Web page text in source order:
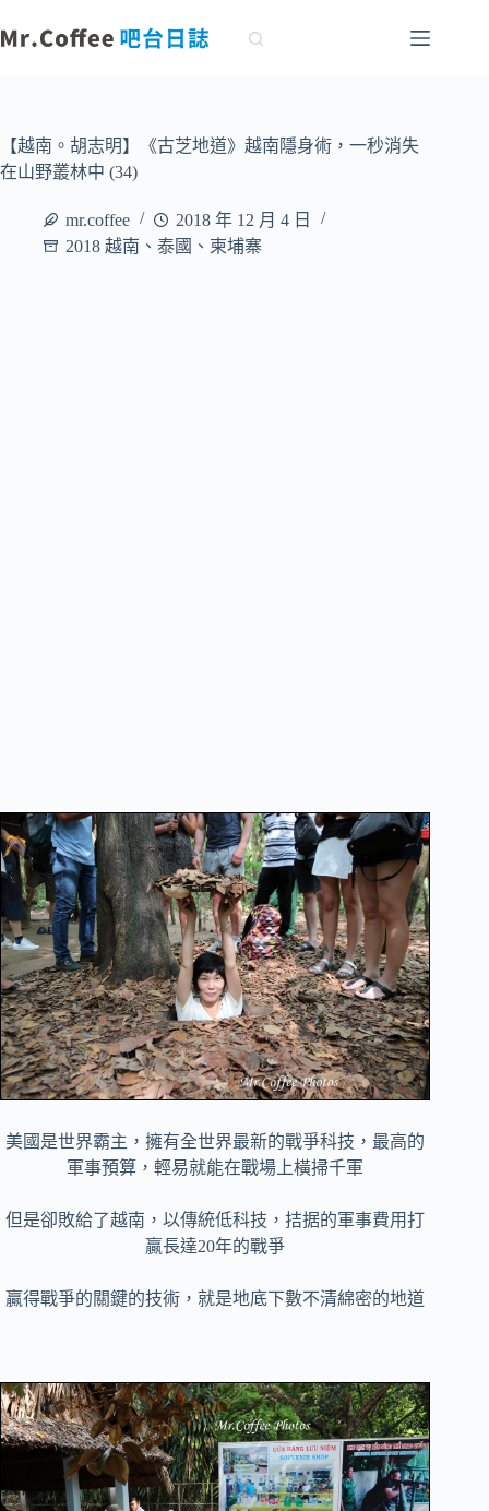
至
容【越南。胡志明】《古芝地道》越南隱身術，一秒消失
在山野叢林中 (34)
mr.coffee
2018 年 12 月 4 日
2018 越南、泰國、柬埔寨
美國是世界霸主，擁有全世界最新的戰爭科技，最高的
軍事預算，輕易就能在戰場上橫掃千軍
但是卻敗給了越南，以傳統低科技，拮据的軍事費用打
贏長達20年的戰爭
贏得戰爭的關鍵的技術，就是地底下數不清綿密的地道